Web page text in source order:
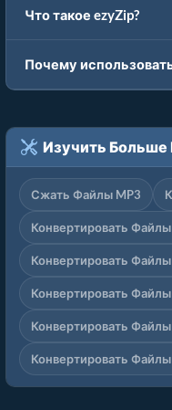
Что такое ezyZip?
Почему
Изучить Больше
Сжать Файлы MP3
Конвертировать Файлы
Конвертировать Файлы
Конвертировать Файлы
Конвертировать Файлы
Конвертировать